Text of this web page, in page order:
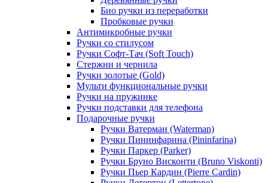
Био ручки из переработки
Пробковые ручки
Антимикробные ручки
Ручки со стилусом
Ручки Софт-Тач (Soft Touch)
Стержни и чернила
Ручки золотые (Gold)
Мульти функциональные ручки
Ручки на пружинке
Ручки подставки для телефона
Подарочные ручки
Ручки Ватерман (Waterman)
Ручки Пининфарина (Pininfarina)
Ручки Паркер (Parker)
Ручки Бруно Висконти (Bruno Viskonti)
Ручки Пьер Кардин (Pierre Cardin)